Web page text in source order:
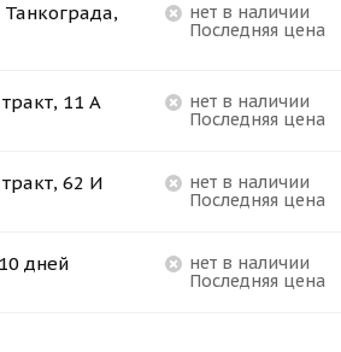
Нет в наличии
Последняя цена
Танкограда,
Нет в наличии
Последняя цена
11 А
Нет в наличии
Последняя цена
62 И
Нет в наличии
Последняя цена
дней